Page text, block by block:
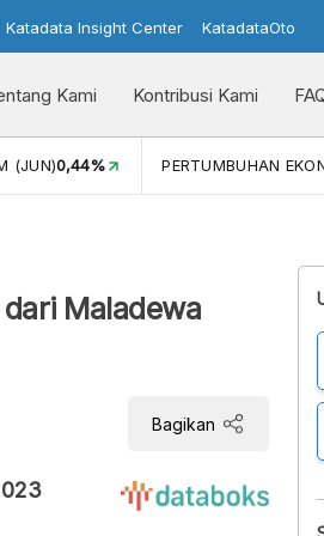
Katadata Insight Center KatadataOto
Kami Kontribusi Kami
(JUN)0,44% PERTUMBUHAN
Maladewa
Bagikan